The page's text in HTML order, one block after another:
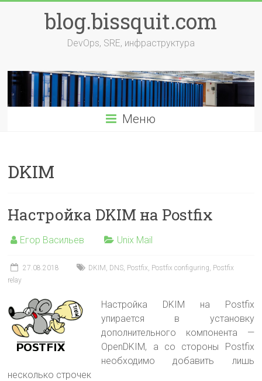
содержимомуblog.bissquit.com
DevOps, SRE, инфраструктура
Меню
DKIM
Настройка DKIM на Postfix
Егор Васильев Unix Mail
27.08.2018 DKIM, DNS, Postfix, Postfix configuring, Postfix
relay
Настройка DKIM на Postfix
упирается в установку
дополнительного компонента —
OpenDKIM, а со стороны Postfix
необходимо добавить лишь
несколько строчек